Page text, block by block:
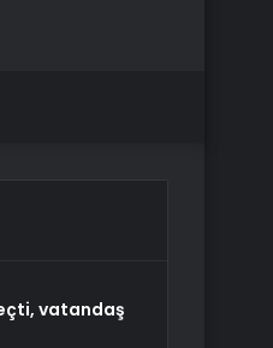
vatandaş